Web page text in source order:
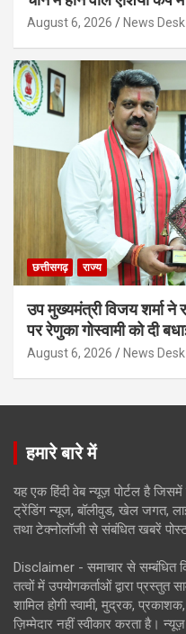
August 6, 2026 News Desk
छत्तीसगढ़ राज्य
उप मुख्यमंत्री विजय शर्मा
पर रेणुका गोस्वामी को दी
August 6, 2026 News Desk
हमारे बारे में
यह एक हिंदी वेब न्यूज़ पोर्टल है
ट्रेंडिंग न्यूज, बॉलीवुड, खेल जगत,
तथा टेक्नोलॉजी से संबंधित खबरें
Disclaimer - समाचार से सम्बंधित
तत्वों में उपयोगकर्ताओं द्वारा प्रस्तुत
शामिल होगी स्वामी, मुद्रक,
ज़िम्मेदार नहीं स्वीकार करता है।